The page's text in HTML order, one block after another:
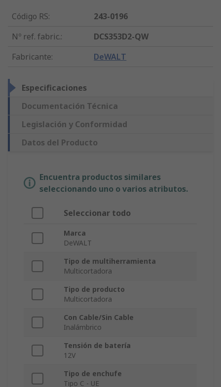
Código RS:
243-0196
Nº ref. fabric.:
DCS353D2-QW
Fabricante: DeWALT
Especificaciones
Documentación Técnica
Legislación y Conformidad
Datos del Producto
Encuentra productos similares
seleccionando uno o varios atributos.
Seleccionar todo
Marca
DeWALT
Tipo de multiherramienta
Multicortadora
Tipo de producto
Multicortadora
Con Cable/Sin Cable
Inalámbrico
Tensión de batería
12V
Tipo de enchufe
Tipo C - UE